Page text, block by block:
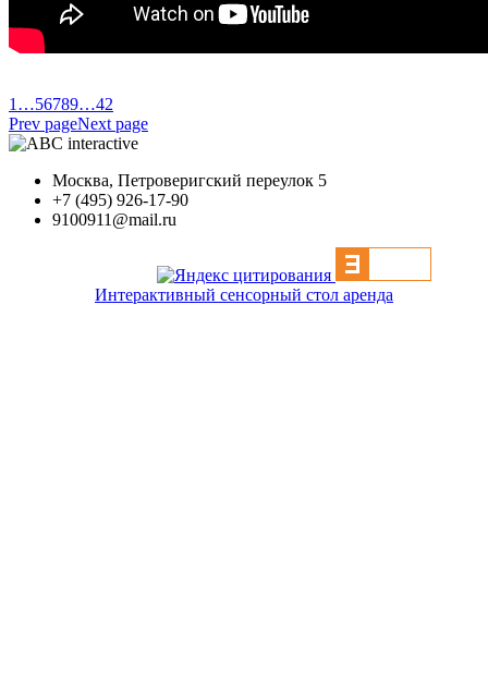
1 …56789…42
Prev pageNext page
Москва, Петроверигский переулок 5
+7 (495) 926-17-90
9100911@mail.ru
Интерактивный сенсорный стол аренда